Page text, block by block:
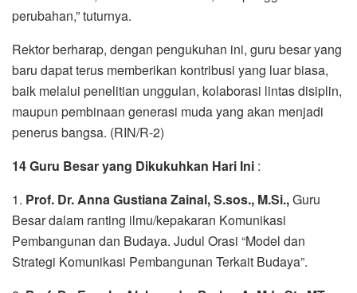
perubahan,” tuturnya.
Rektor berharap, dengan pengukuhan ini, guru besar yang
baru dapat terus memberikan kontribusi yang luar biasa,
baik melalui penelitian unggulan, kolaborasi lintas disiplin,
maupun pembinaan generasi muda yang akan menjadi
penerus bangsa. (RIN/R-2)
14 Guru Besar yang Dikukuhkan Hari Ini :
1. Prof. Dr. Anna Gustiana Zainal, S.sos., M.Si.,Guru
Besar dalam ranting ilmu/kepakaran Komunikasi
Pembangunan dan Budaya. Judul Orasi “Model dan
Strategi Komunikasi Pembangunan Terkait Budaya”.